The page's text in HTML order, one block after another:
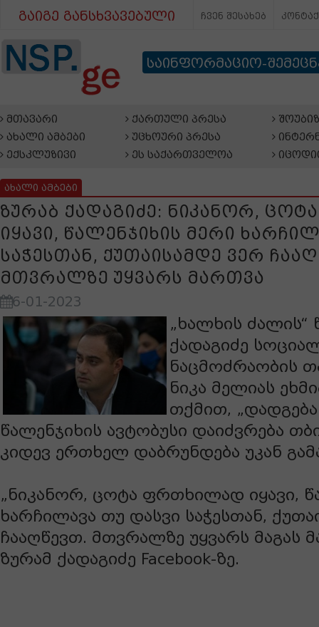
გაიგე განსხვავებული ჩვენ შესახებ
საინფორმაციო-
მთავარი
ახალი ამბები
ექსკლუზივი
ქართული პრესა
უცხოური პრესა
ეს საქართველოა
ახალი ამბები
ზურაბ ქადაგიძე: ნიკანორ,
იყავი, წალენჯიხის მერი
საჭესთან, ქუთაისამდე ვერ
მთვრალზე უყვარს მართვა
6-01-2023
„ხალხის ძალის“
ქადაგიძე
ნაცმოძრაობის
ნიკა მელიას
თქმით,
წალენჯიხის ავტობუსი დაიძვრება
კიდევ ერთხელ დაბრუნდება უკან
„ნიკანორ, ცოტა ფრთხილად იყავი,
ხარჩილავა თუ დასვი საჭესთან,
ჩააღწევთ. მთვრალზე უყვარს მაგას
ზურამ ქადაგიძე Facebook-ზე.